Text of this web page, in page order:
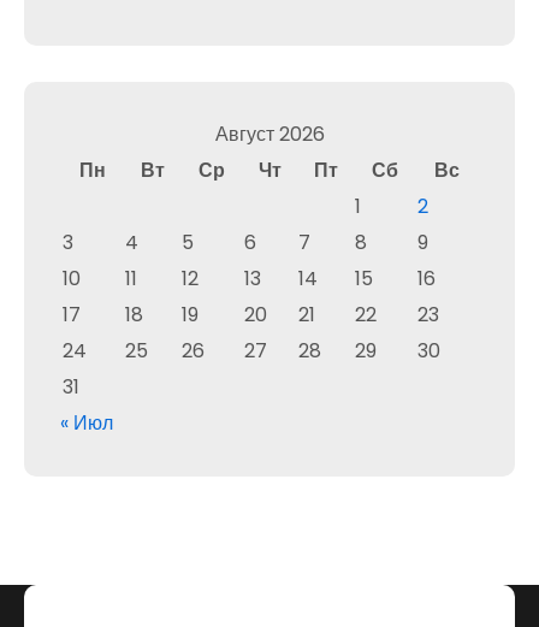
Август 2026
Пн
Вт Ср Чт Пт Сб
Вс
1
2
3
4 5 6 7 8
9
10
11 12 13 14 15
16
17
18 19 20 21 22
23
24
25 26 27 28 29
30
31
« Июл